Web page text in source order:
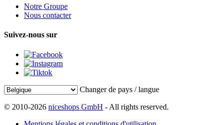
Notre Groupe
Nous contacter
Suivez-nous sur
Changer de pays / langue
© 2010-2026 niceshops GmbH - All rights reserved.